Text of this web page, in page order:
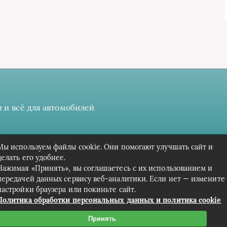
всё для автомобилей
разрешение на сбор, анализ и хранение своих
Вся информация предоставлена в ознакомительных целях.
Связаться с редакцией сайта: cpark-avto.ru@mailwebsite.ru
используем файлы cookie. Они помогают улучшать сайт и
его удобнее.
«Принять», вы соглашаетесь с их использованием и
данных сервису веб-аналитики. Если нет — измените
браузера или покиньте сайт.
обработки персональных данных и политика cookie
Принять